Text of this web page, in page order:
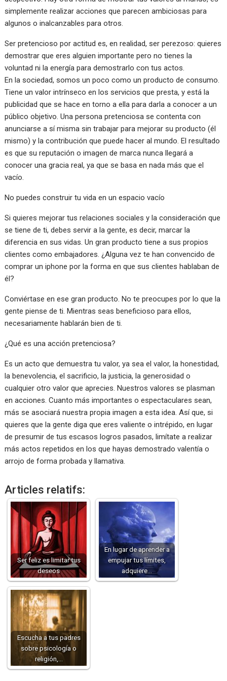
simplemente realizar acciones que parecen ambiciosas para
algunos o inalcanzables para otros.
Ser pretencioso por actitud es, en realidad, ser perezoso: quieres
demostrar que eres alguien importante pero no tienes la
voluntad ni la energía para demostrarlo con tus actos.
En la sociedad, somos un poco como un producto de consumo.
Tiene un valor intrínseco en los servicios que presta, y está la
publicidad que se hace en torno a ella para darla a conocer a un
público objetivo. Una persona pretenciosa se contenta con
anunciarse a sí misma sin trabajar para mejorar su producto (él
mismo) y la contribución que puede hacer al mundo. El resultado
es que su reputación o imagen de marca nunca llegará a
conocer una gracia real, ya que se basa en nada más que el
vacío.
No puedes construir tu vida en un espacio vacío
Si quieres mejorar tus relaciones sociales y la consideración que
se tiene de ti, debes servir a la gente, es decir, marcar la
diferencia en sus vidas. Un gran producto tiene a sus propios
clientes como embajadores. ¿Alguna vez te han convencido de
comprar un iphone por la forma en que sus clientes hablaban de
él?
Conviértase en ese gran producto. No te preocupes por lo que la
gente piense de ti. Mientras seas beneficioso para ellos,
necesariamente hablarán bien de ti.
¿Qué es una acción pretenciosa?
Es un acto que demuestra tu valor, ya sea el valor, la honestidad,
la benevolencia, el sacrificio, la justicia, la generosidad o
cualquier otro valor que aprecies. Nuestros valores se plasman
en acciones. Cuanto más importantes o espectaculares sean,
más se asociará nuestra propia imagen a esta idea. Así que, si
quieres que la gente diga que eres valiente o intrépido, en lugar
de presumir de tus escasos logros pasados, limítate a realizar
más actos repetidos en los que hayas demostrado valentía o
arrojo de forma probada y llamativa.
Articles relatifs:
Ser feliz es limitar tus
deseos
En lugar de aprender a
empujar tus límites,
adquiere…
Escucha a tus padres
sobre psicología o
religión,…